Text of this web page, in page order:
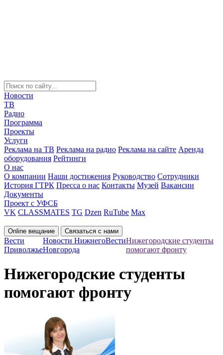
Новости
ТВ
Радио
Программа
Проекты
Услуги
Реклама на ТВ Реклама на радио Реклама на сайте Аренда
оборудования Рейтинги
О нас
О компании Наши достижения Руководство Сотрудники
История ГТРК Пресса о нас Контакты Музей Вакансии
Документы
Проект с УФСБ
VK CLASSMATES TG Dzen RuTube Max
Online вещание Связаться с нами
Вести
Приволжье
Новости Нижнего
Новгорода
ВестиНижегородские студенты
помогают фронту
Нижегородские студенты
помогают фронту